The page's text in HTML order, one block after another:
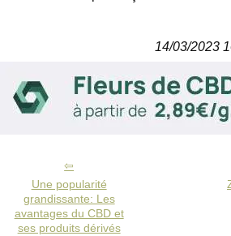
14/03/2023
Une popularité
grandissante: Les
avantages du CBD et
ses produits dérivés